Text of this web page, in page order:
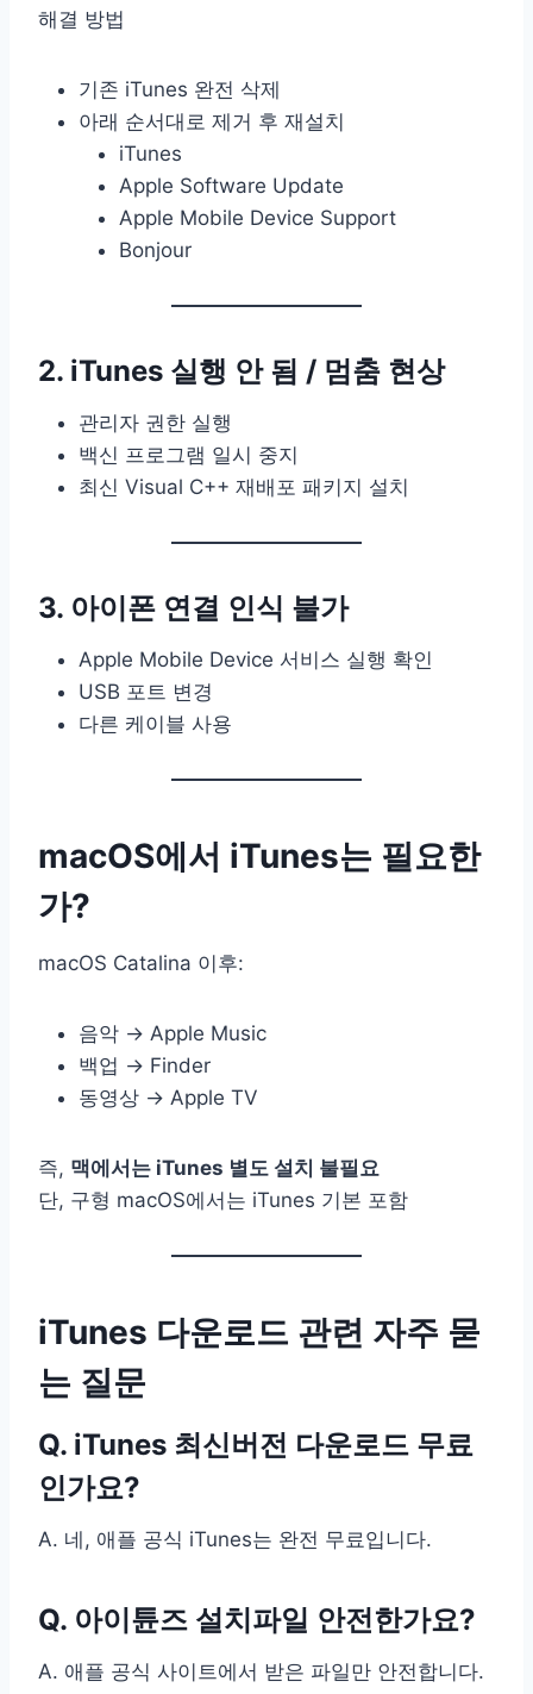
해결 방법
기존 iTunes 완전 삭제
아래 순서대로 제거 후 재설치
iTunes
Apple Software Update
Apple Mobile Device Support
Bonjour
2. iTunes 실행 안 됨 / 멈춤 현상
관리자 권한 실행
백신 프로그램 일시 중지
최신 Visual C++ 재배포 패키지 설치
3. 아이폰 연결 인식 불가
Apple Mobile Device 서비스 실행 확인
USB 포트 변경
다른 케이블 사용
macOS에서 iTunes는 필요한
가?
macOS Catalina 이후:
음악 → Apple Music
백업 → Finder
동영상 → Apple TV
즉, 맥에서는 iTunes 별도 설치 불필요
단, 구형 macOS에서는 iTunes 기본 포함
iTunes 다운로드 관련 자주 묻
는 질문
Q. iTunes 최신버전 다운로드 무료
인가요?
A. 네, 애플 공식 iTunes는 완전 무료입니다.
Q. 아이튠즈 설치파일 안전한가요?
A. 애플 공식 사이트에서 받은 파일만 안전합니다.